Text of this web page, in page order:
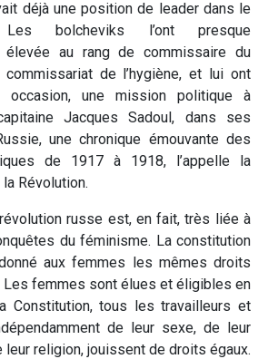
déjà une position de leader dans le
Les bolcheviks l’ont presque
élevée au rang de commissaire du
de l’hygiène, et lui ont
occasion, une mission politique à
Jacques Sadoul, dans ses
une chronique émouvante des
de 1917 à 1918, l’appelle la
Révolution.
russe est, en fait, très liée à
du féminisme. La constitution
aux femmes les mêmes droits
Les femmes sont élues et éligibles en
Constitution, tous les travailleurs et
de leur sexe, de leur
leur religion, jouissent de droits égaux.